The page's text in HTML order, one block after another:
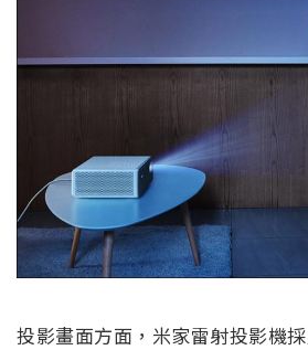
投影畫面方面，米家雷射投影機